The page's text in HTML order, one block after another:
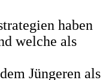
haben
welche als
Jüngeren als